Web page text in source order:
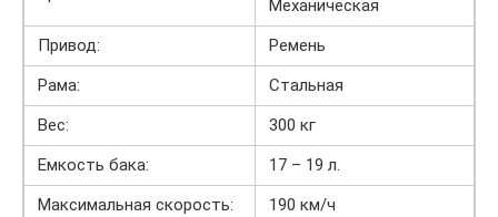
Механическая
Привод:
Ремень
Рама:
Стальная
Вес:
300 кг
Емкость бака:
17 – 19 л.
Максимальная скорость:
190 км/ч